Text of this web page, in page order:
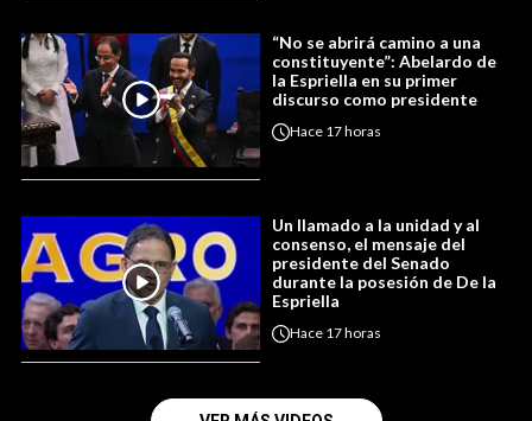
“No se abrirá camino a una
constituyente”: Abelardo de
la Espriella en su primer
discurso como presidente
Hace 17 horas
Un llamado a la unidad y al
consenso, el mensaje del
presidente del Senado
durante la posesión de De la
Espriella
Hace 17 horas